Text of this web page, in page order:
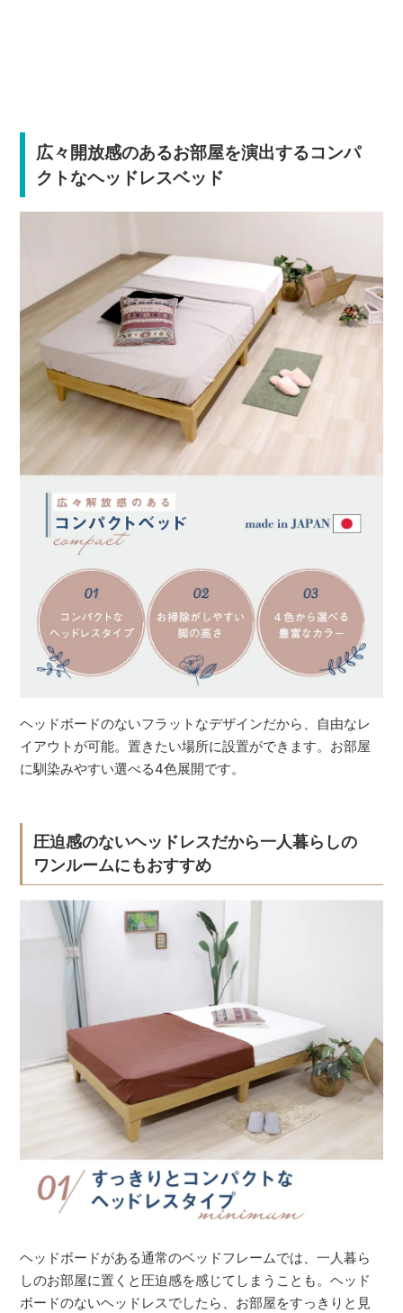
広々開放感のあるお部屋を演出するコンパ
クトなヘッドレスベッド
ヘッドボードのないフラットなデザインだから、自由なレ
イアウトが可能。置きたい場所に設置ができます。お部屋
に馴染みやすい選べる4色展開です。
圧迫感のないヘッドレスだから一人暮らしの
ワンルームにもおすすめ
ヘッドボードがある通常のベッドフレームでは、一人暮ら
しのお部屋に置くと圧迫感を感じてしまうことも。ヘッド
ボードのないヘッドレスでしたら、お部屋をすっきりと見